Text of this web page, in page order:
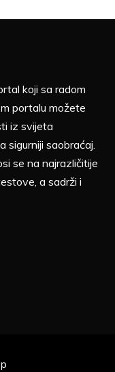
koji sa radom
portalu možete
iz svijeta
sigurniji saobraćaj.
se na najrazličitije
a sadrži i